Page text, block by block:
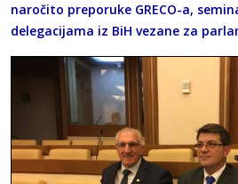
naročito preporuke GRECO-a,
delegacijama iz BiH vezane za